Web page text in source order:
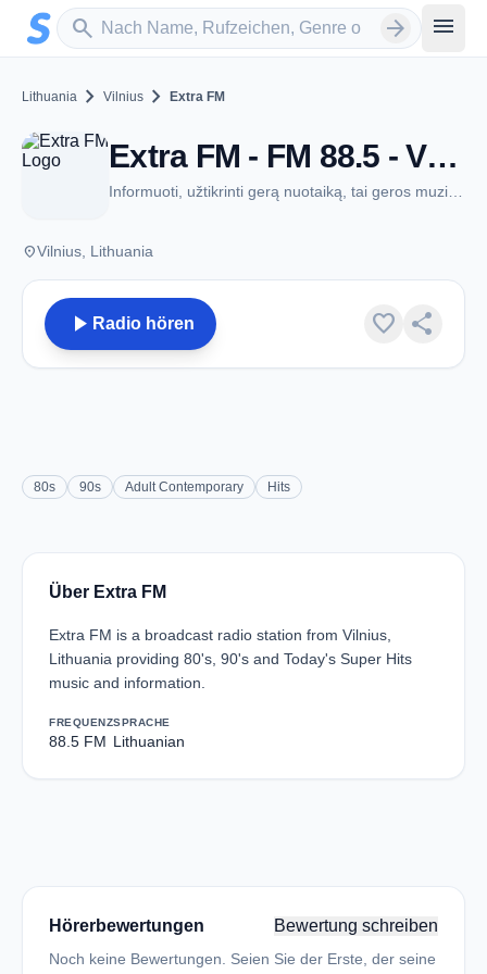
Zum Hauptinhalt springen
search
Sender suchen arrow_forward menu
Lithuania chevron_right Vilnius chevron_right Extra FM
Extra FM - FM 88.5 - Vilnius
placeVilnius, Lithuania
play_arrow Radio hören favorite share
80s 90s Adult Contemporary Hits
Über Extra FM
Extra FM is a broadcast radio station from Vilnius,
Lithuania providing 80's, 90's and Today's Super Hits
music and information.
FREQUENZ
88.5 FM
SPRACHE
Lithuanian
Hörerbewertungen Bewertung schreiben
Noch keine Bewertungen. Seien Sie der Erste, der seine